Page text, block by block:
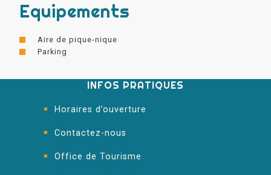
Equipements
Aire de pique-nique
Parking
INFOS PRATIQUES
Horaires d’ouverture
Contactez-nous
Office de Tourisme